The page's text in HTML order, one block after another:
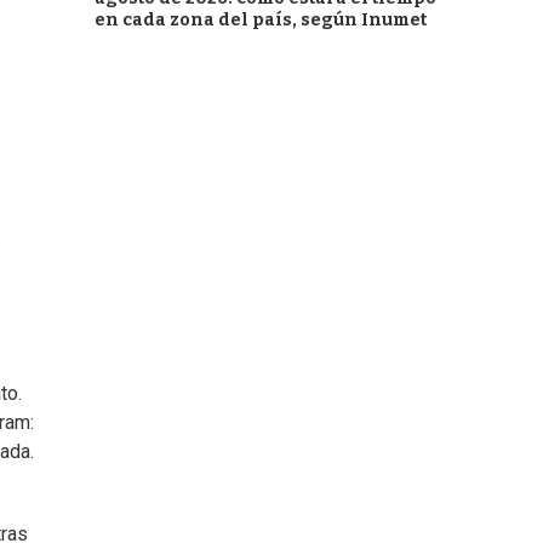
en cada zona del país, según Inumet